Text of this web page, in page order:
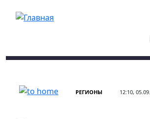
РЕГИОНЫ 12:10,